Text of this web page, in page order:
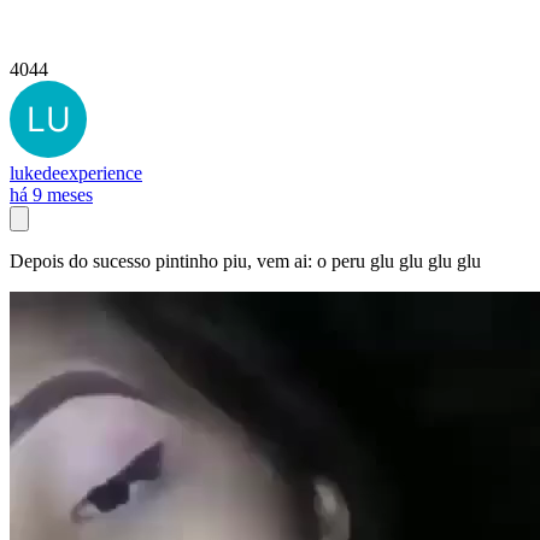
4044
lukedeexperience
há 9 meses
Depois do sucesso pintinho piu, vem ai: o peru glu glu glu glu